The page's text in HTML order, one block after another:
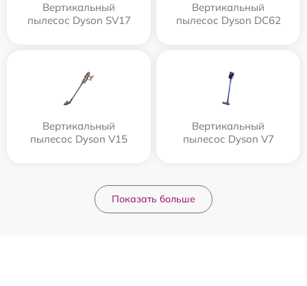
Вертикальный
пылесос Dyson SV17
Вертикальный
пылесос Dyson DC62
Вертикальный
пылесос Dyson V15
Вертикальный
пылесос Dyson V7
Показать больше